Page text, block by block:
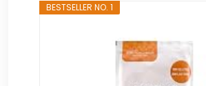
BESTSELLER NO. 1